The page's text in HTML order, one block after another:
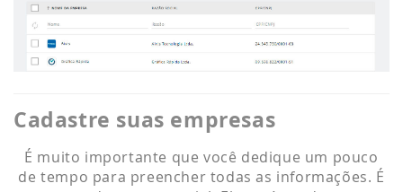
Cadastre suas empresas
É muito importante que você dedique um pouco
de tempo para preencher todas as informações. É